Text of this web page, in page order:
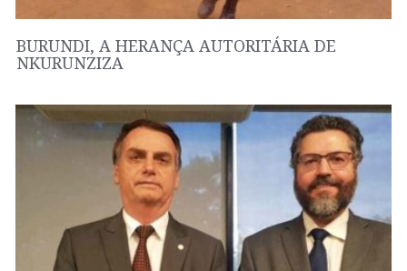
BURUNDI, A HERANÇA AUTORITÁRIA DE
NKURUNZIZA